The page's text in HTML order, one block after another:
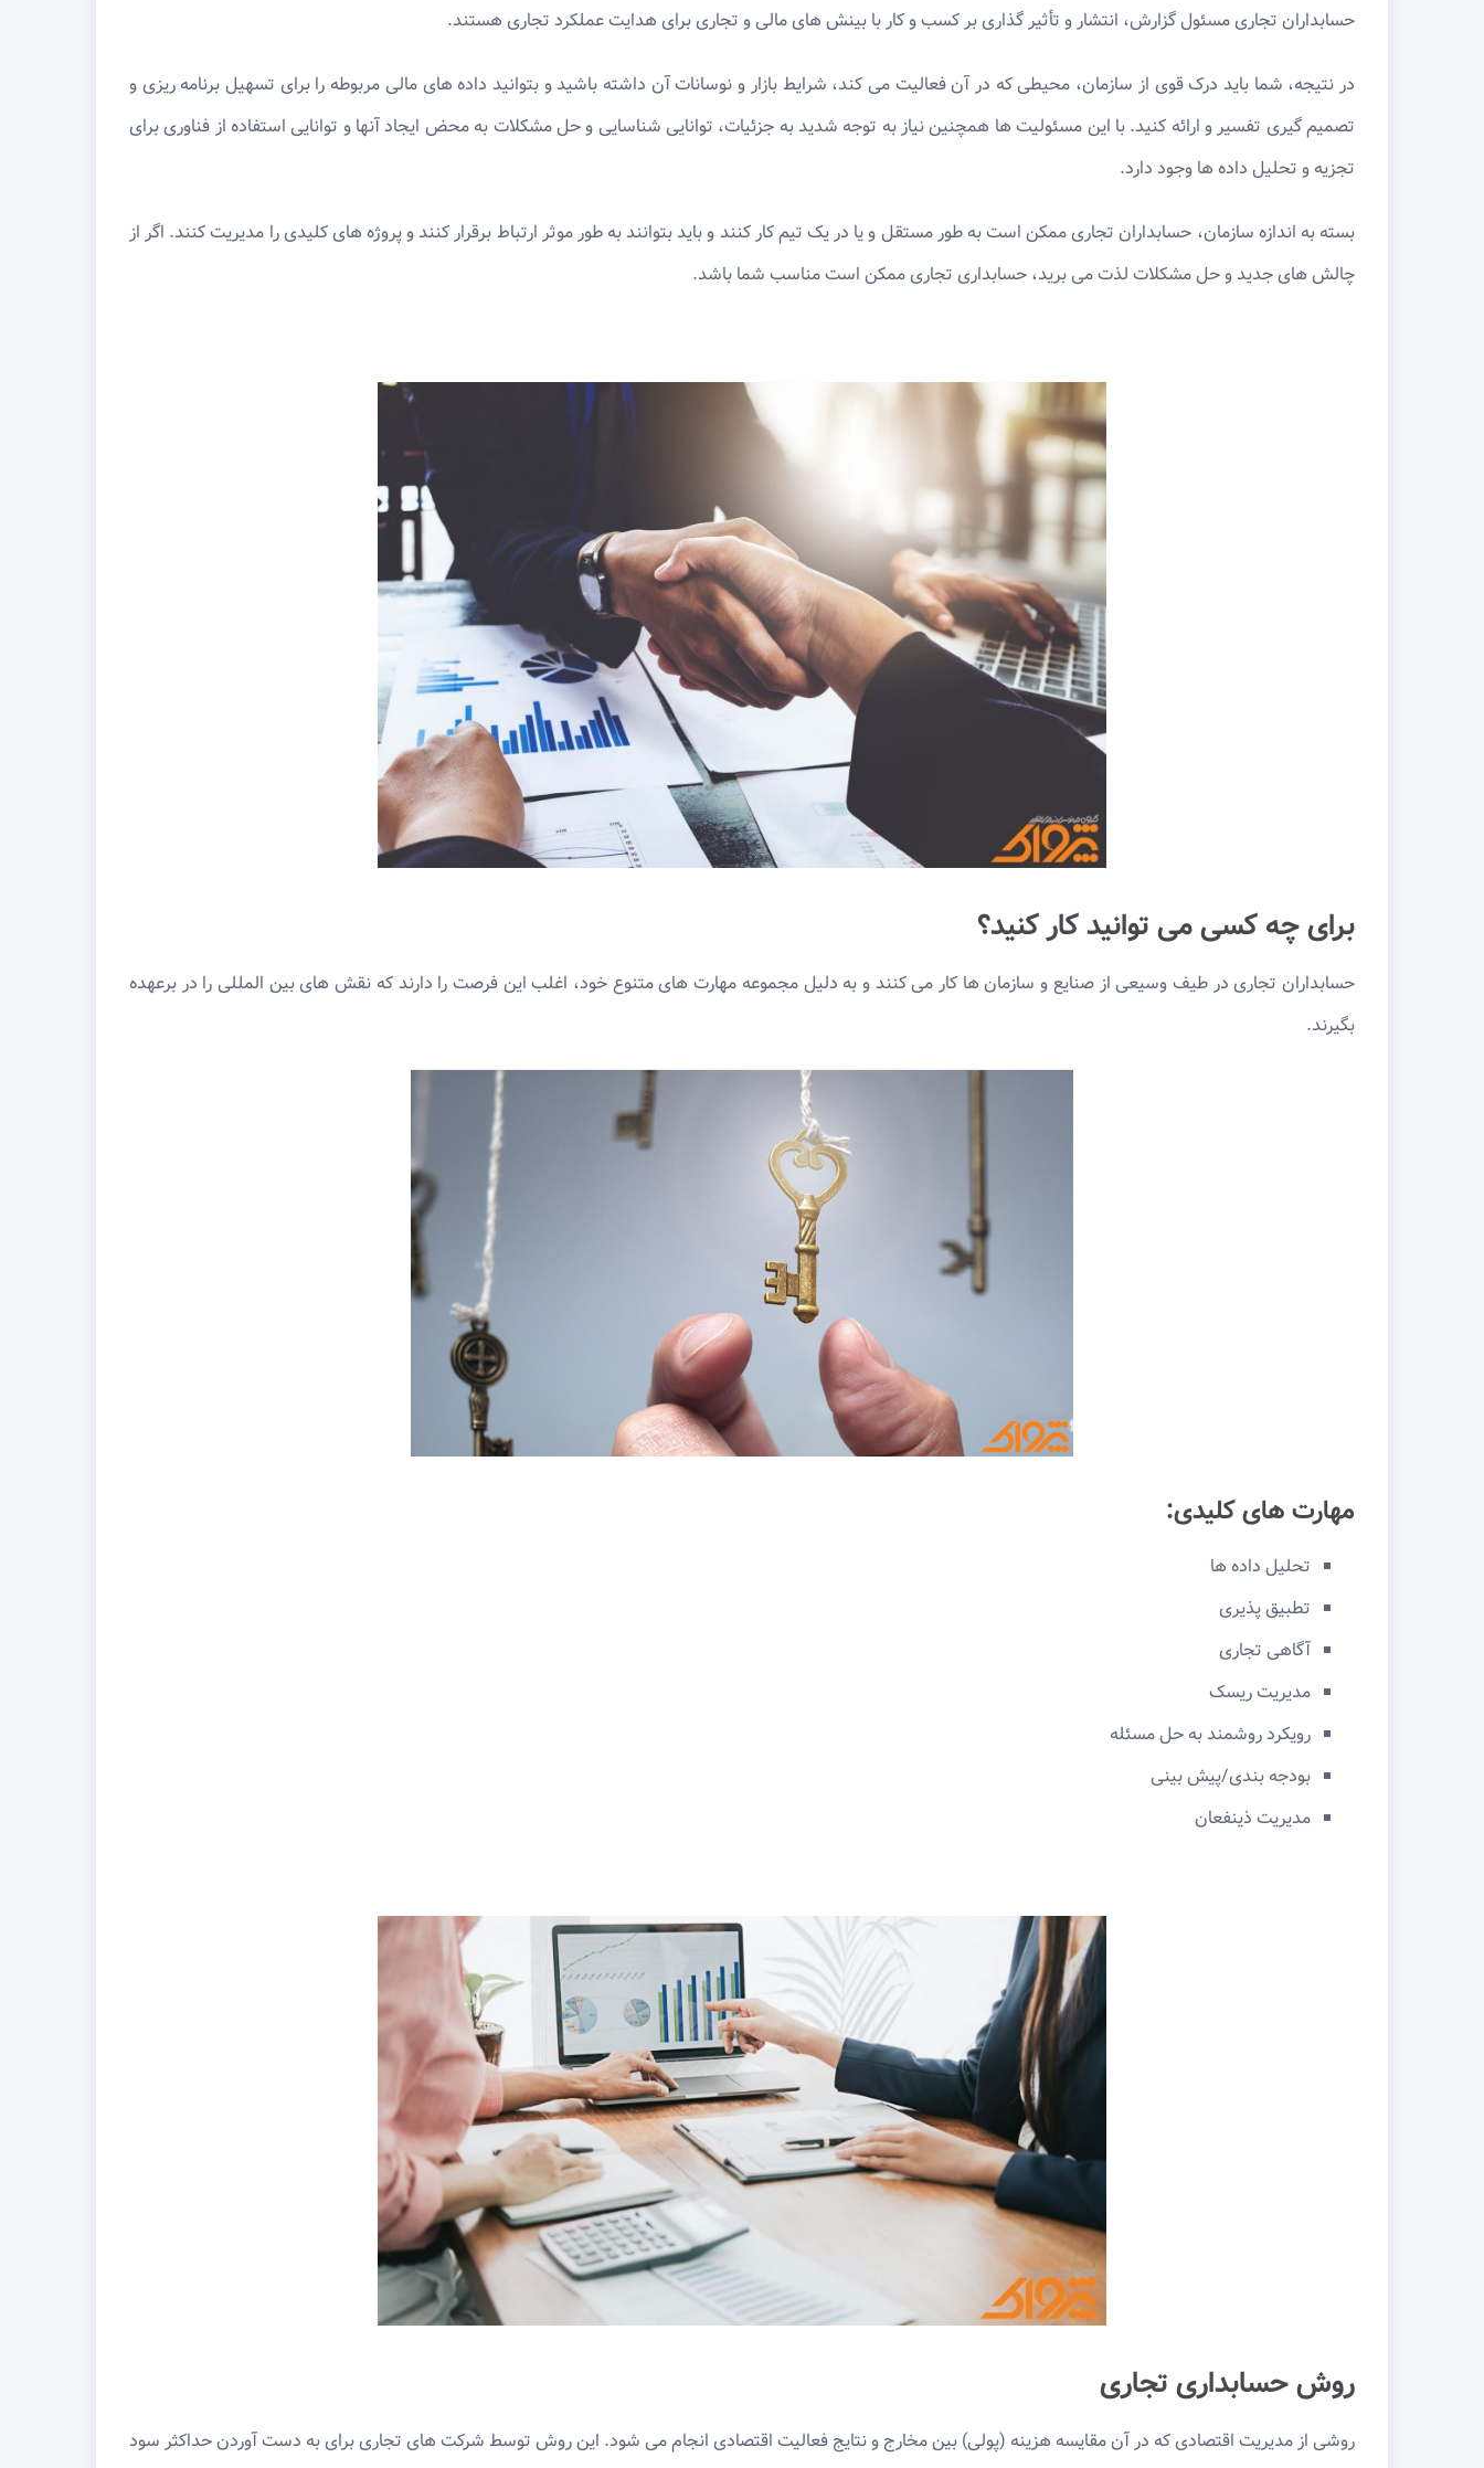
حسابداران تجاری مسئول گزارش، انتشار و تأثیر گذاری بر کسب و کار با بینش های مالی و تجاری برای هدایت عملکرد تجاری هستند.
در نتیجه، شما باید درک قوی از سازمان، محیطی که در آن فعالیت می کند، شرایط بازار و نوسانات آن داشته باشید و بتوانید داده‌ های مالی مربوطه را برای تسهیل برنامه ‌ریزی و
تصمیم‌ گیری تفسیر و ارائه کنید. با این مسئولیت ها همچنین نیاز به توجه شدید به جزئیات، توانایی شناسایی و حل مشکلات به محض ایجاد آنها و توانایی استفاده از فناوری برای
تجزیه و تحلیل داده ها وجود دارد.
بسته به اندازه سازمان، حسابداران تجاری ممکن است به طور مستقل و یا در یک تیم کار کنند و باید بتوانند به طور موثر ارتباط برقرار کنند و پروژه های کلیدی را مدیریت کنند. اگر از
چالش های جدید و حل مشکلات لذت می برید، حسابداری تجاری ممکن است مناسب شما باشد.
برای چه کسی می توانید کار کنید؟
حسابداران تجاری در طیف وسیعی از صنایع و سازمان ها کار می کنند و به دلیل مجموعه مهارت های متنوع خود، اغلب این فرصت را دارند که نقش های بین المللی را در برعهده
بگیرند.
مهارت های کلیدی:
تحلیل داده ها
تطبیق پذیری
آگاهی تجاری
مدیریت ریسک
رویکرد روشمند به حل مسئله
بودجه بندی/پیش بینی
مدیریت ذینفعان
روش حسابداری تجاری
روشی از مدیریت اقتصادی که در آن مقایسه هزینه (پولی) بین مخارج و نتایج فعالیت اقتصادی انجام می شود. این روش توسط شرکت های تجاری برای به دست آوردن حداکثر سود